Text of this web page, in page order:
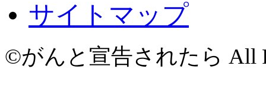
サイトマップ
©がんと宣告されたら All